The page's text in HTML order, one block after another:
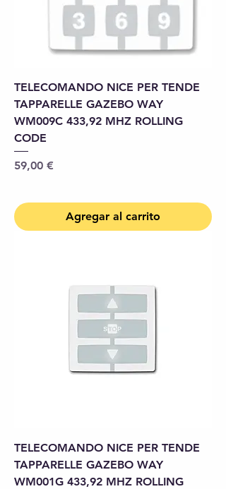
TELECOMANDO NICE PER TENDE
TAPPARELLE GAZEBO WAY
WM009C 433,92 MHZ ROLLING
CODE
Precio
59,00 €
Agregar al carrito
TELECOMANDO NICE PER TENDE
TAPPARELLE GAZEBO WAY
WM001G 433,92 MHZ ROLLING